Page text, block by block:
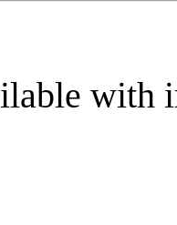
with